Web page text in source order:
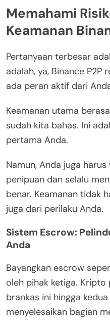
Memahami
Keamanan
Pertanyaan terbesar
adalah, ya, Binance
ada peran aktif dari
Keamanan utama
sudah kita bahas. Ini
pertama Anda.
Namun, Anda juga
penipuan dan selalu
benar. Keamanan tidak
juga dari perilaku Anda.
Sistem Escrow:
Anda
Bayangkan escrow
oleh pihak ketiga. Kripto
brankas ini hingga
menyelesaikan bagian